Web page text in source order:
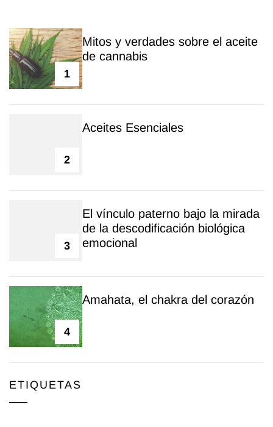
1
Mitos y verdades sobre el aceite
de cannabis
2
Aceites Esenciales
3
El vínculo paterno bajo la mirada
de la descodificación biológica
emocional
4
Amahata, el chakra del corazón
ETIQUETAS